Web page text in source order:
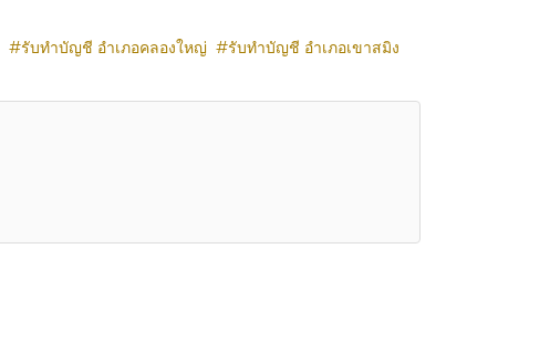
รับทำบัญชี อำเภอคลองใหญ่
รับทำบัญชี อำเภอเขาสมิง